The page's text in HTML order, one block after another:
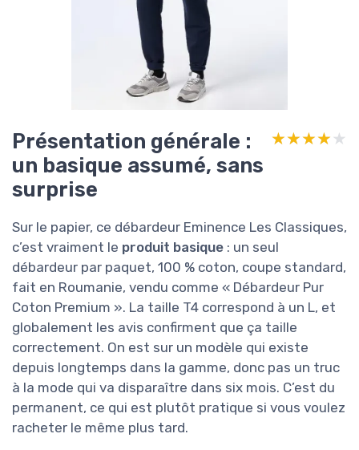
Présentation générale :
un basique assumé, sans
surprise
★★★★★
★★★★★
Sur le papier, ce débardeur Eminence Les Classiques,
c’est vraiment le produit basique : un seul
débardeur par paquet, 100 % coton, coupe standard,
fait en Roumanie, vendu comme « Débardeur Pur
Coton Premium ». La taille T4 correspond à un L, et
globalement les avis confirment que ça taille
correctement. On est sur un modèle qui existe
depuis longtemps dans la gamme, donc pas un truc
à la mode qui va disparaître dans six mois. C’est du
permanent, ce qui est plutôt pratique si vous voulez
racheter le même plus tard.